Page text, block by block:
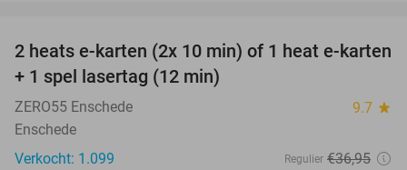
32%
2 heats e-karten (2x 10 min) of 1 heat e-karten
+ 1 spel lasertag (12 min)
ZERO55 Enschede 9.7 star
Enschede
Verkocht: 1.099
Regulier €36,95